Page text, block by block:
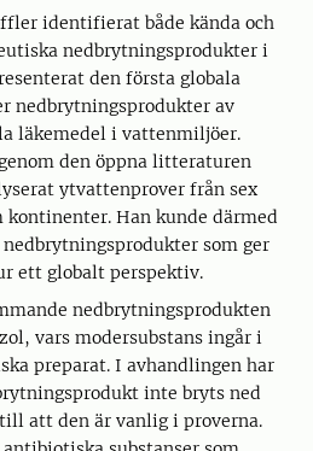
identifierat både kända och
nedbrytningsprodukter i
den första globala
nedbrytningsprodukter av
läkemedel i vattenmiljöer.
den öppna litteraturen
ytvattenprover från sex
Han kunde därmed
som ger
ett globalt perspektiv.
nedbrytningsprodukten
vars modersubstans ingår i
preparat. I avhandlingen har
inte bryts ned
att den är vanlig i proverna.